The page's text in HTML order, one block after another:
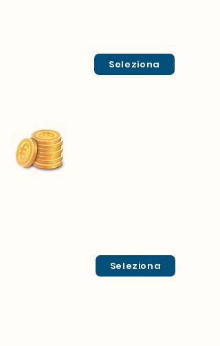
Seleziona
Seleziona